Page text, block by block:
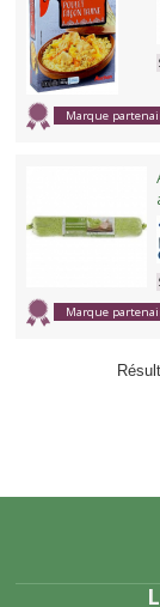
Marque
Marque